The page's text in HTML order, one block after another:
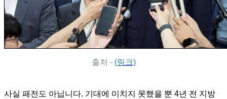
출처 - (링크)
사실 패전도 아닙니다. 기대에 미치지 못했을 뿐 4년 전 지방